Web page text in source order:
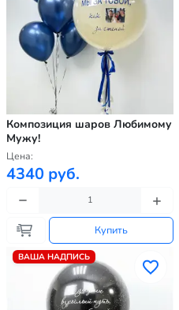
Композиция шаров Любимому
Мужу!
Цена:
4340 руб.
Купить
ВАША НАДПИСЬ